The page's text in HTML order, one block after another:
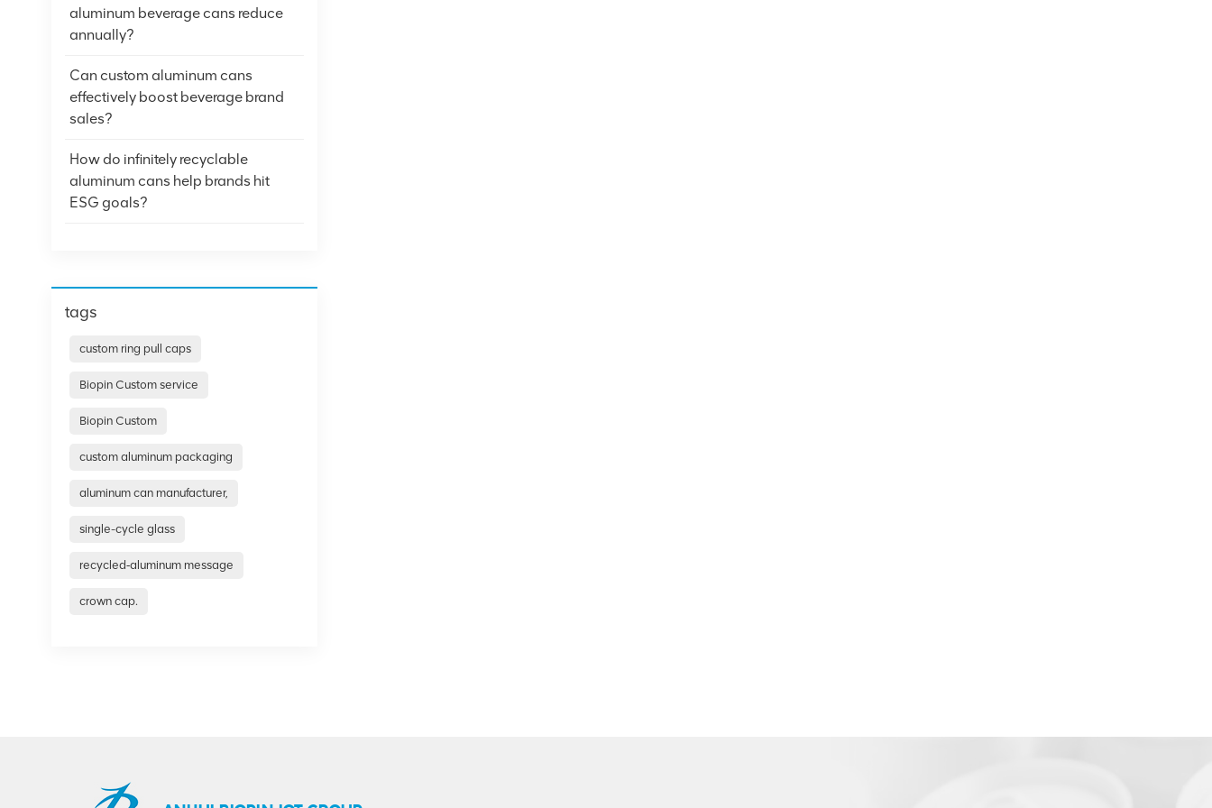
aluminum beverage cans reduce
annually?
Can custom aluminum cans
effectively boost beverage brand
sales?
How do infinitely recyclable
aluminum cans help brands hit
ESG goals?
tags
custom ring pull caps
Biopin Custom service
Biopin Custom
custom aluminum packaging
aluminum can manufacturer,
single-cycle glass
recycled‑aluminum message
crown cap.